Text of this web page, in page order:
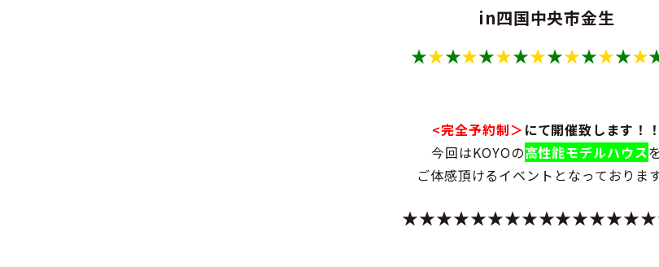
in四国中央市金生
★★★★★★★★★★★★★★
<完全予約制＞ にて開催致します！！
今回はKOYOの高性能モデルハウスを
ご体感頂けるイベントとなっておりま